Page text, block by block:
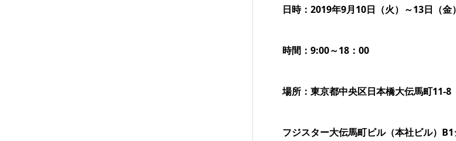
日時：2019年9月10日（火）～13日（金）
時間：9:00～18：00
場所：東京都中央区日本橋大伝馬町11-8
フジスター大伝馬町ビル（本社ビル）